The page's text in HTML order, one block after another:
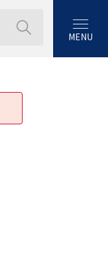
MENU